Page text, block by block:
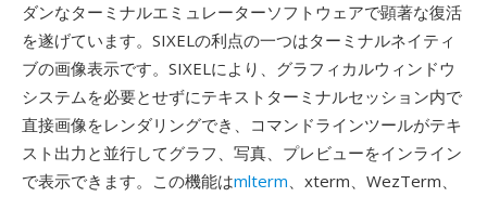
ダンなターミナルエミュレーターソフトウェアで顕著な復活
を遂げています。SIXELの利点の一つはターミナルネイティ
ブの画像表示です。SIXELにより、グラフィカルウィンドウ
システムを必要とせずにテキストターミナルセッション内で
直接画像をレンダリングでき、コマンドラインツールがテキ
スト出力と並行してグラフ、写真、プレビューをインライン
で表示できます。この機能はmlterm、xterm、WezTerm、